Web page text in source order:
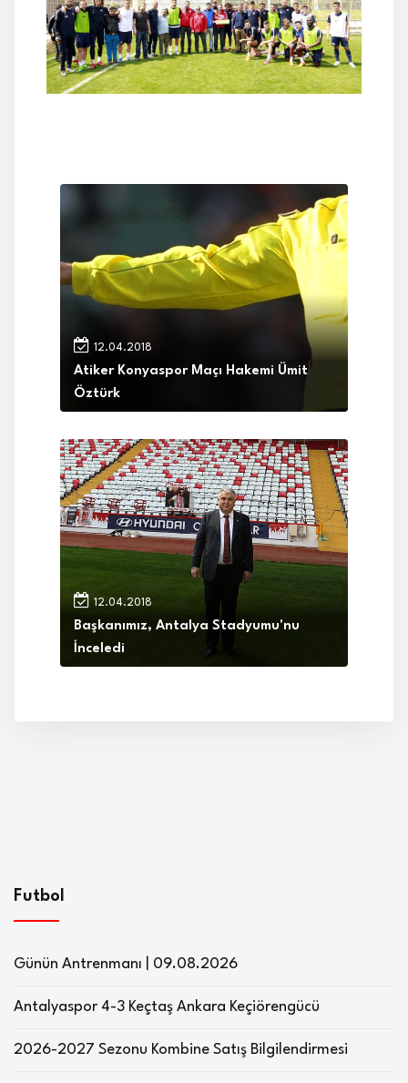
12.04.2018
Atiker Konyaspor Maçı Hakemi Ümit
Öztürk
12.04.2018
Başkanımız, Antalya Stadyumu'nu
İnceledi
Futbol
Günün Antrenmanı | 09.08.2026
Antalyaspor 4-3 Keçtaş Ankara Keçiörengücü
2026-2027 Sezonu Kombine Satış Bilgilendirmesi